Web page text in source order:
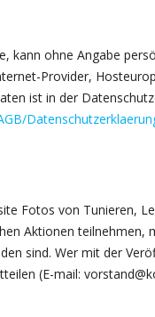
kann ohne Angabe
Provider,
ist in der
Fotos von Tunieren,
Aktionen
sind. Wer mit der
(E-mail: